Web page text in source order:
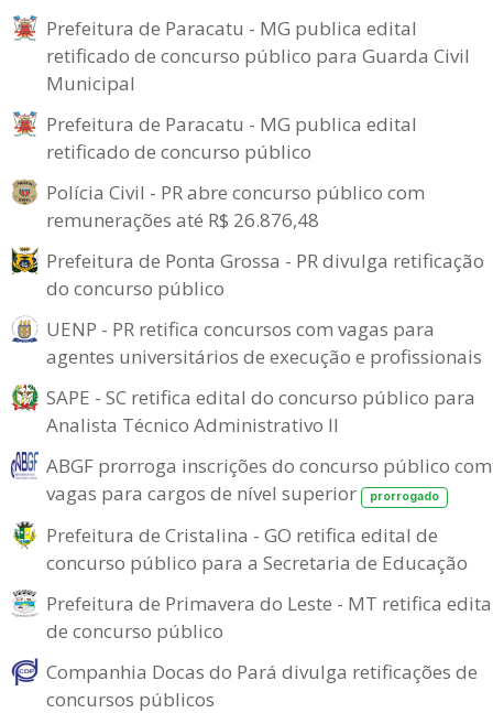
Prefeitura de Paracatu - MG publica edital
retificado de concurso público para Guarda Civil
Municipal
Prefeitura de Paracatu - MG publica edital
retificado de concurso público
Polícia Civil - PR abre concurso público com
remunerações até R$ 26.876,48
Prefeitura de Ponta Grossa - PR divulga retificação
do concurso público
UENP - PR retifica concursos com vagas para
agentes universitários de execução e profissionais
SAPE - SC retifica edital do concurso público para
Analista Técnico Administrativo II
ABGF prorroga inscrições do concurso público com
vagas para cargos de nível superior
prorrogado
Prefeitura de Cristalina - GO retifica edital de
concurso público para a Secretaria de Educação
Prefeitura de Primavera do Leste - MT retifica
de concurso público
Companhia Docas do Pará divulga retificações de
concursos públicos